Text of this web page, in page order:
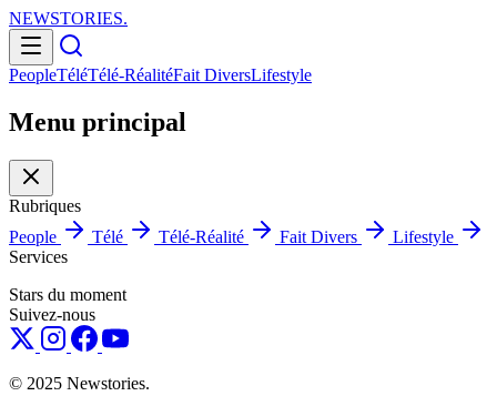
NEWSTORIES.
PeopleTéléTélé-RéalitéFait DiversLifestyle
Menu principal
Rubriques
People
Télé Télé-Réalité Fait Divers
Lifestyle
Services
Stars du moment
Suivez-nous
© 2025 Newstories.